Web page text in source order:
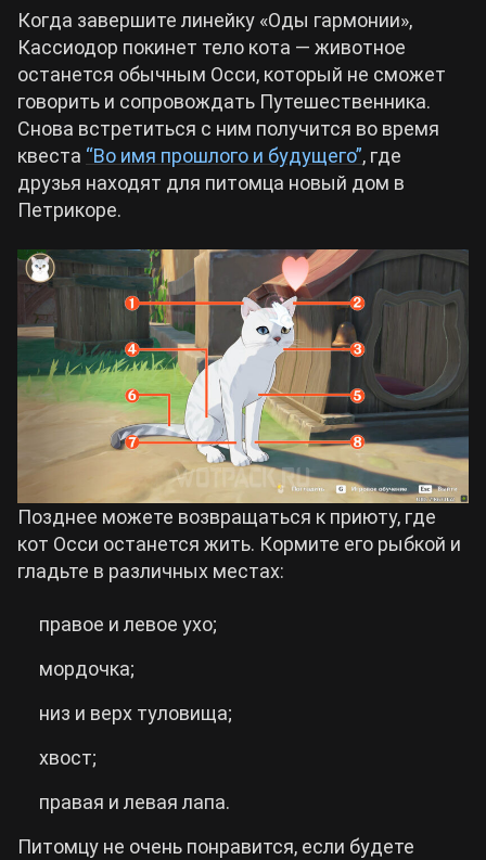
Когда завершите линейку «Оды гармонии»,
Кассиодор покинет тело кота — животное
останется обычным Осси, который не сможет
говорить и сопровождать Путешественника.
Снова встретиться с ним получится во время
квеста “Во имя прошлого и будущего”, где
друзья находят для питомца новый дом в
Петрикоре.
Позднее можете возвращаться к приюту, где
кот Осси останется жить. Кормите его рыбкой и
гладьте в различных местах:
правое и левое ухо;
мордочка;
низ и верх туловища;
хвост;
правая и левая лапа.
Питомцу не очень понравится, если будете